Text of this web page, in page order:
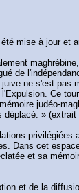
mise à jour et
de
ne s'est pas
Ce
judéo-
»
privilégiées
Dans cet
et sa
et de la